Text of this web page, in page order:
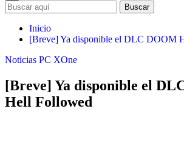
Buscar
Inicio
[Breve] Ya disponible el DLC DOOM
Noticias PC XOne
[Breve] Ya disponible el
Hell Followed